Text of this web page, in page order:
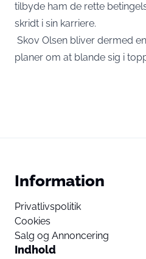
tilbyde ham de rette
skridt i sin karriere.
Skov Olsen bliver dermed
planer om at blande sig i
Information
Privatlivspolitik
Cookies
Salg og Annoncering
Indhold